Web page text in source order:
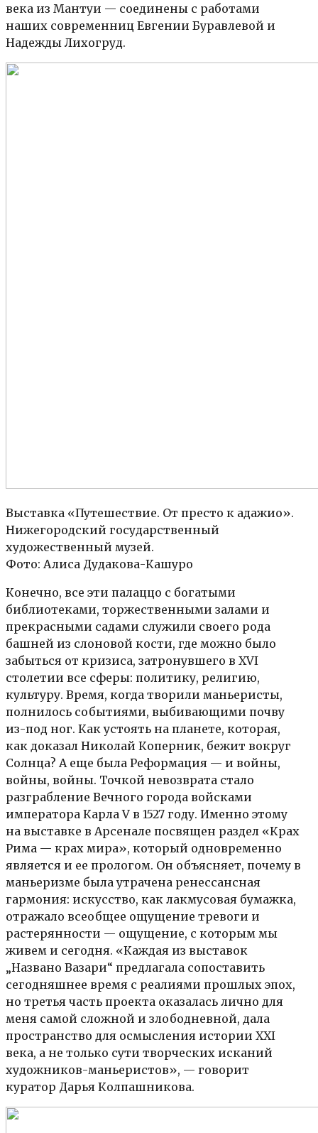
века из Мантуи — соединены с работами
наших современниц Евгении Буравлевой и
Надежды Лихогруд.
Выставка «Путешествие. От престо к адажио».
Нижегородский государственный
художественный музей.
Фото: Алиса Дудакова-Кашуро
Конечно, все эти палаццо с богатыми
библиотеками, торжественными залами и
прекрасными садами служили своего рода
башней из слоновой кости, где можно было
забыться от кризиса, затронувшего в XVI
столетии все сферы: политику, религию,
культуру. Время, когда творили маньеристы,
полнилось событиями, выбивающими почву
из-под ног. Как устоять на планете, которая,
как доказал Николай Коперник, бежит вокруг
Солнца? А еще была Реформация — и войны,
войны, войны. Точкой невозврата стало
разграбление Вечного города войсками
императора Карла V в 1527 году. Именно этому
на выставке в Арсенале посвящен раздел «Крах
Рима — крах мира», который одновременно
является и ее прологом. Он объясняет, почему в
маньеризме была утрачена ренессансная
гармония: искусство, как лакмусовая бумажка,
отражало всеобщее ощущение тревоги и
растерянности — ощущение, с которым мы
живем и сегодня. «Каждая из выставок
„Названо Вазари“ предлагала сопоставить
сегодняшнее время с реалиями прошлых эпох,
но третья часть проекта оказалась лично для
меня самой сложной и злободневной, дала
пространство для осмысления истории XXI
века, а не только сути творческих исканий
художников-маньеристов», — говорит
куратор Дарья Колпашникова.